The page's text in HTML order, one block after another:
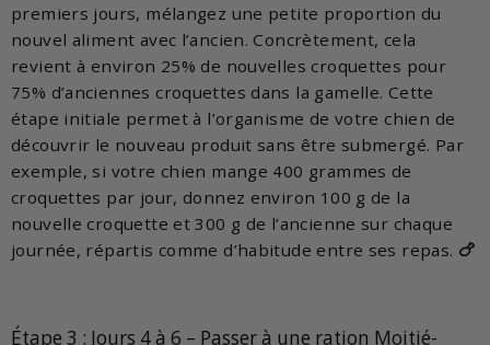
premiers jours, mélangez une petite proportion du
nouvel aliment avec l’ancien. Concrètement, cela
revient à environ 25% de nouvelles croquettes pour
75% d’anciennes croquettes dans la gamelle. Cette
étape initiale permet à l’organisme de votre chien de
découvrir le nouveau produit sans être submergé. Par
exemple, si votre chien mange 400 grammes de
croquettes par jour, donnez environ 100 g de la
nouvelle croquette et 300 g de l’ancienne sur chaque
journée, répartis comme d’habitude entre ses repas. 🍗
Étape 3 : Jours 4 à 6 – Passer à une ration Moitié-